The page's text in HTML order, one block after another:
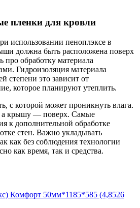
пленки для кровли
использовании пеноплэксе в
должна быть расположена поверх
про обработку материала
Гидроизоляция материала
степени это зависит от
которое планируют утеплить.
с которой может проникнуть влага.
а крышу — поверх. Самые
к дополнительной обработке
стен. Важно укладывать
как без соблюдения технологии
как время, так и средства.